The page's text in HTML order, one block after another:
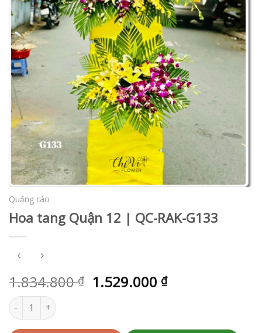
Quảng cáo
Hoa tang Quận 12 | QC-RAK-G133
1.834.800₫ 1.529.000 ₫
Hoa tang Quận 12 | QC-RAK-G133 số lượng